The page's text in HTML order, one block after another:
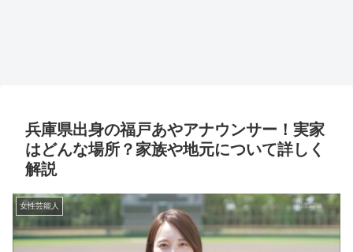
兵庫県出身の福戸あやアナウンサー！実家
はどんな場所？家族や地元について詳しく
解説
女性芸能人